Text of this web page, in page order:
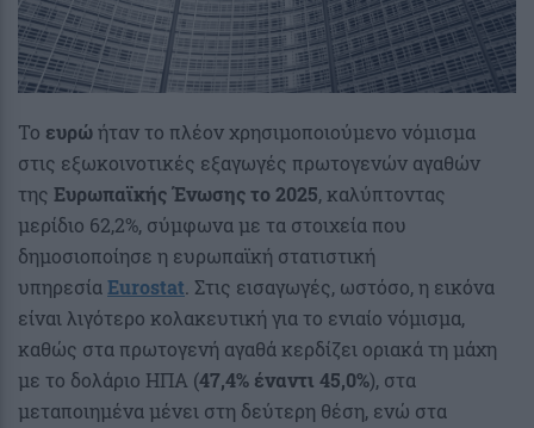
Το ευρώήταν το πλέον χρησιμοποιούμενο νόμισμα
στις εξωκοινοτικές εξαγωγές πρωτογενών αγαθών
της Ευρωπαϊκής Ένωσης το 2025, καλύπτοντας
μερίδιο 62,2%, σύμφωνα με τα στοιχεία που
δημοσιοποίησε η ευρωπαϊκή στατιστική
υπηρεσία Eurostat. Στις εισαγωγές, ωστόσο, η εικόνα
είναι λιγότερο κολακευτική για το ενιαίο νόμισμα,
καθώς στα πρωτογενή αγαθά κερδίζει οριακά τη μάχη
με το δολάριο ΗΠΑ (47,4% έναντι 45,0%), στα
μεταποιημένα μένει στη δεύτερη θέση, ενώ στα